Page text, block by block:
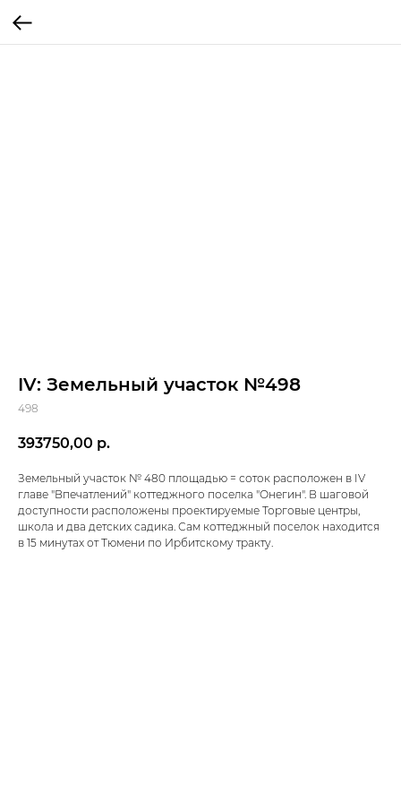
IV: Земельный участок №498
498
393750,00 р.
Земельный участок № 480 площадью = соток расположен в IV
главе "Впечатлений" коттеджного поселка "Онегин". В шаговой
доступности расположены проектируемые Торговые центры,
школа и два детских садика. Сам коттеджный поселок находится
в 15 минутах от Тюмени по Ирбитскому тракту.